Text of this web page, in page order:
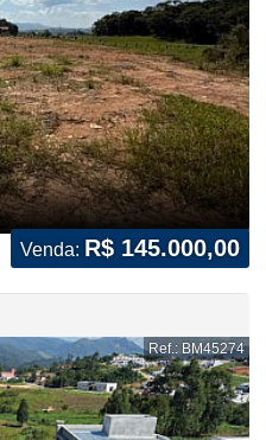
Venda: R$ 145.000,00
Ref.: BM45274